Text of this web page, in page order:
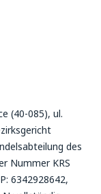
(40-085), ul.
des
Nummer KRS
6342928642,